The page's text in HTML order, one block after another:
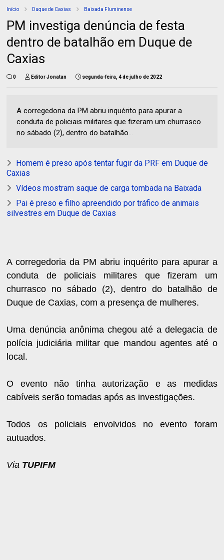
Início Duque de Caxias Baixada Fluminense
PM investiga denúncia de festa
dentro de batalhão em Duque de
Caxias
0 Editor Jonatan segunda-feira, 4 de julho de 2022
A corregedoria da PM abriu inquérito para apurar a
conduta de policiais militares que fizeram um churrasco
no sábado (2), dentro do batalhão...
Homem é preso após tentar fugir da PRF em Duque de
Caxias
Vídeos mostram saque de carga tombada na Baixada
Pai é preso e filho apreendido por tráfico de animais
silvestres em Duque de Caxias
A corregedoria da PM abriu inquérito para apurar a
conduta de policiais militares que fizeram um
churrasco no sábado (2), dentro do batalhão de
Duque de Caxias, com a presença de mulheres.
Uma denúncia anônima chegou até a delegacia de
polícia judiciária militar que mandou agentes até o
local.
O evento não tinha autorização e as medidas
cabíveis serão tomadas após as investigações.
Todos os policiais envolvidos no evento foram
autuados.
Via TUPIFM